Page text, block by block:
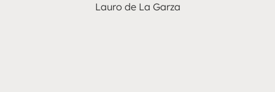
Lauro de La Garza